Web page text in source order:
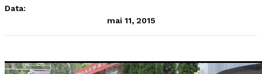
Data:
mai 11, 2015